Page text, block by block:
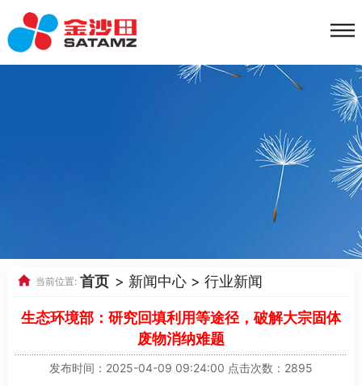
当前位置: 首页 > 新闻中心 > 行业新闻
生态环境部：研究回填利用等途径，破解大宗固体
废物消纳难题
发布时间：2025-04-09 09:24:00 点击次数：2895